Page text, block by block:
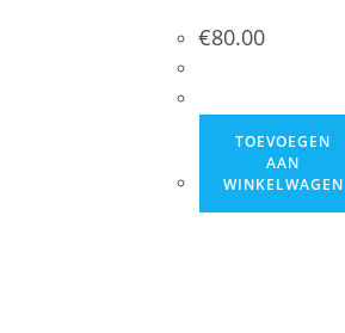
€80.00
TOEVOEGEN
AAN
WINKELWAGEN